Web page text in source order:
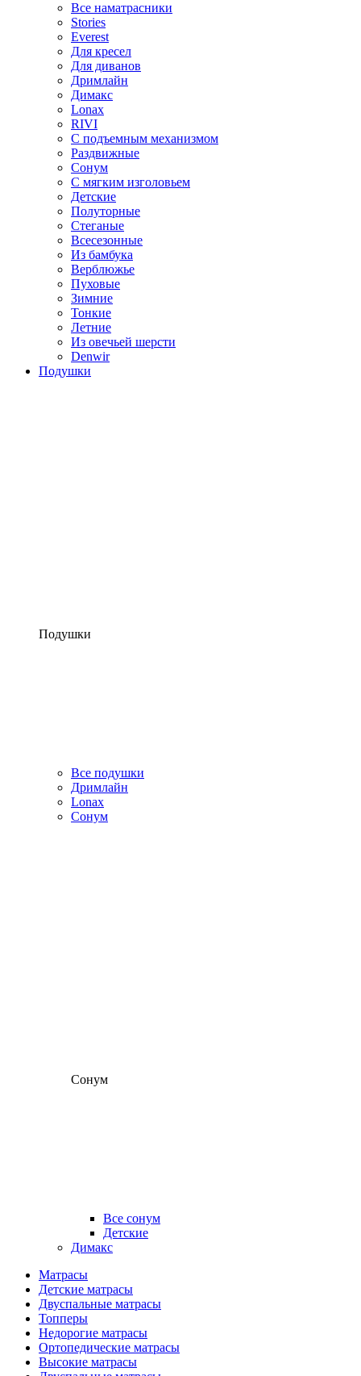
Все наматрасники
Stories
Everest
Для кресел
Для диванов
Дримлайн
Димакс
Lonax
RIVI
С подъемным механизмом
Раздвижные
Сонум
С мягким изголовьем
Детские
Полуторные
Стеганые
Всесезонные
Из бамбука
Верблюжье
Пуховые
Зимние
Тонкие
Летние
Из овечьей шерсти
Denwir
Подушки
Подушки
Все подушки
Дримлайн
Lonax
Сонум
Сонум
Все сонум
Детские
Димакс
Матрасы
Детские матрасы
Двуспальные матрасы
Топперы
Недорогие матрасы
Ортопедические матрасы
Высокие матрасы